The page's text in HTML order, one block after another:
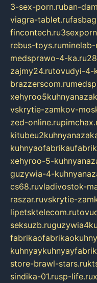
3-sex-porn.ruban-
viagra-tablet.ru
fincontech.ru
rebus-toys.ru
medsprawo-4-ka.ru
zajmy24.rutovudyi-4-
brazzerscom.ru
vskrytie-zamkov-
zed-online.ru
xehyroo-5-
guzywia-4-
cs68.ruvladivostok-
raszar.ruvskrytie-
lipetsktelecom.ru
seksuzb.ru
store-brawl-stars.ru
sindika-01.rusp-life.ru